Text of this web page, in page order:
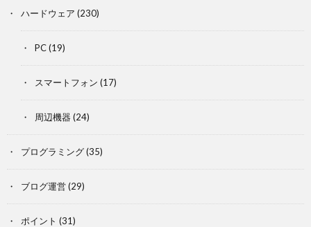
ハードウェア (230)
PC(19)
スマートフォン (17)
周辺機器 (24)
プログラミング(35)
ブログ運営(29)
ポイント (31)